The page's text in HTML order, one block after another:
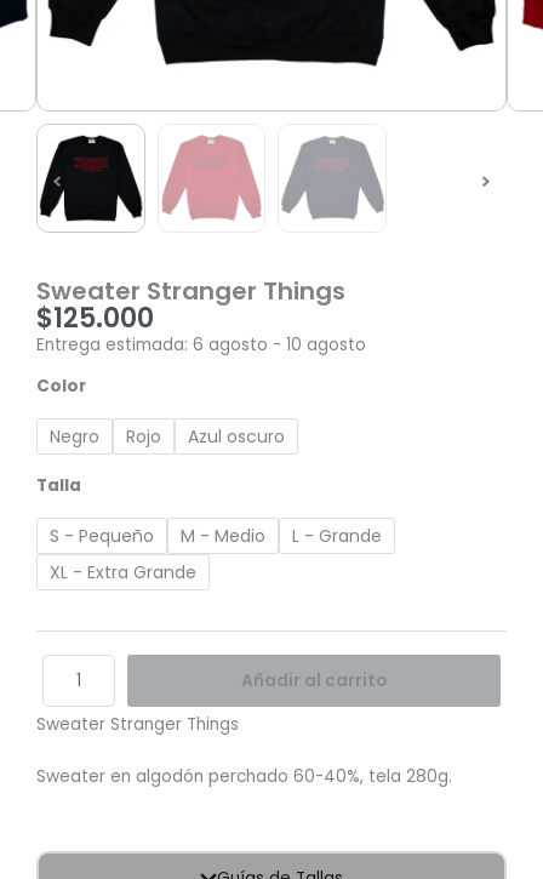
Sweater Stranger Things
$125.000
Entrega estimada: 6 agosto - 10 agosto
Color
Negro Rojo Azul oscuro
Talla
S - Pequeño M - Medio
L - Grande
XL - Extra Grande
Sweater
Things
cantidad
Añadir al carrito
Sweater Stranger Things
Sweater en algodón perchado 60-40%, tela 280g.